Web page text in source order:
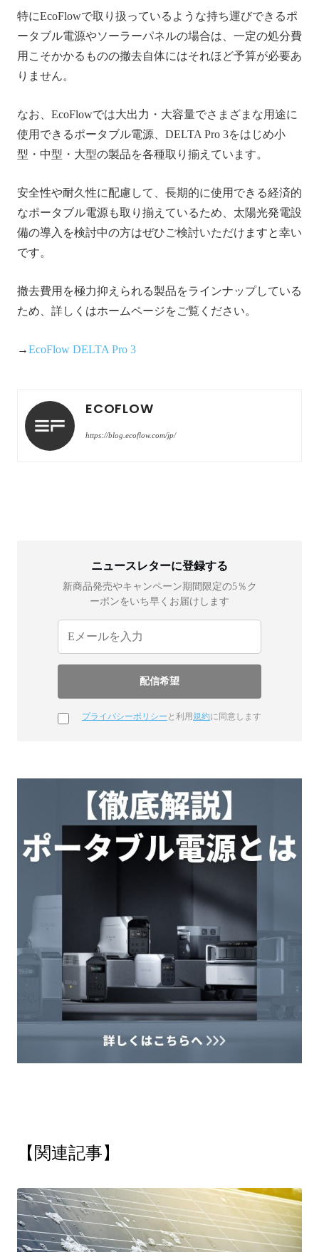
特にEcoFlowで取り扱っているような持ち運びできるポ
ータブル電源やソーラーパネルの場合は、一定の処分費
用こそかかるものの撤去自体にはそれほど予算が必要あ
りません。
なお、EcoFlowでは大出力・大容量でさまざまな用途に
使用できるポータブル電源、DELTA Pro 3をはじめ小
型・中型・大型の製品を各種取り揃えています。
安全性や耐久性に配慮して、長期的に使用できる経済的
なポータブル電源も取り揃えているため、太陽光発電設
備の導入を検討中の方はぜひご検討いただけますと幸い
です。
撤去費用を極力抑えられる製品をラインナップしている
ため、詳しくはホームページをご覧ください。
→EcoFlow DELTA Pro 3
ECOFLOW
https://blog.ecoflow.com/jp/
ニュースレターに登録する
新商品発売やキャンペーン期間限定の5％ク
ーポンをいち早くお届けします
プライバシーポリシー と利用規約に同意します
【関連記事】